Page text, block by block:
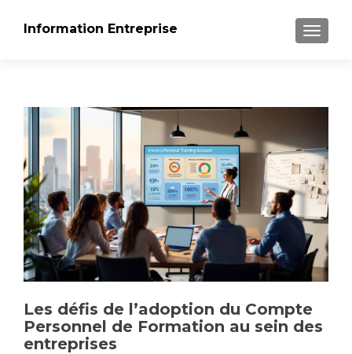
Information Entreprise
Les défis de l’adoption du Compte
Personnel de Formation au sein des
entreprises